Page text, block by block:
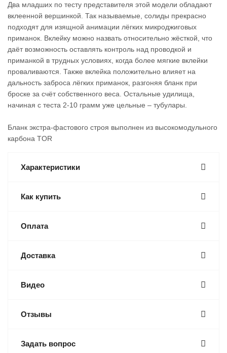
Два младших по тесту представителя этой модели обладают
вклеенной вершинкой. Так называемые, солиды прекрасно
подходят для изящной анимации лёгких микроджиговых
приманок. Вклейку можно назвать относительно жёсткой, что
даёт возможность оставлять контроль над проводкой и
приманкой в трудных условиях, когда более мягкие вклейки
проваливаются. Также вклейка положительно влияет на
дальность заброса лёгких приманок, разгоняя бланк при
броске за счёт собственного веса. Остальные удилища,
начиная с теста 2-10 грамм уже цельные – тубулары.
Бланк экстра-фастового строя выполнен из высокомодульного
карбона TOR
Характеристики
Как купить
Оплата
Доставка
Видео
Отзывы
Задать вопрос